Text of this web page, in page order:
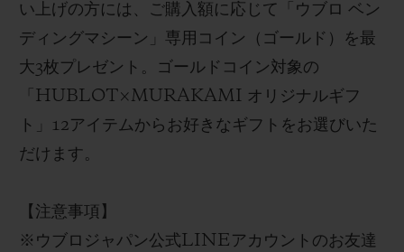
い上げの方には、ご購入額 に応じて「ウブロ ベン
ディングマシーン」専用コイン（ゴールド）を最
大3枚プレゼント 。ゴールドコイン対象の
HUBLOT×MURAKAMI オリジナルギフ
ト
12アイテムからお好きなギフトをお選びいた
だけます。
【 注意事項 】
※ ウブロジャパン公式LINE アカウントのお友達